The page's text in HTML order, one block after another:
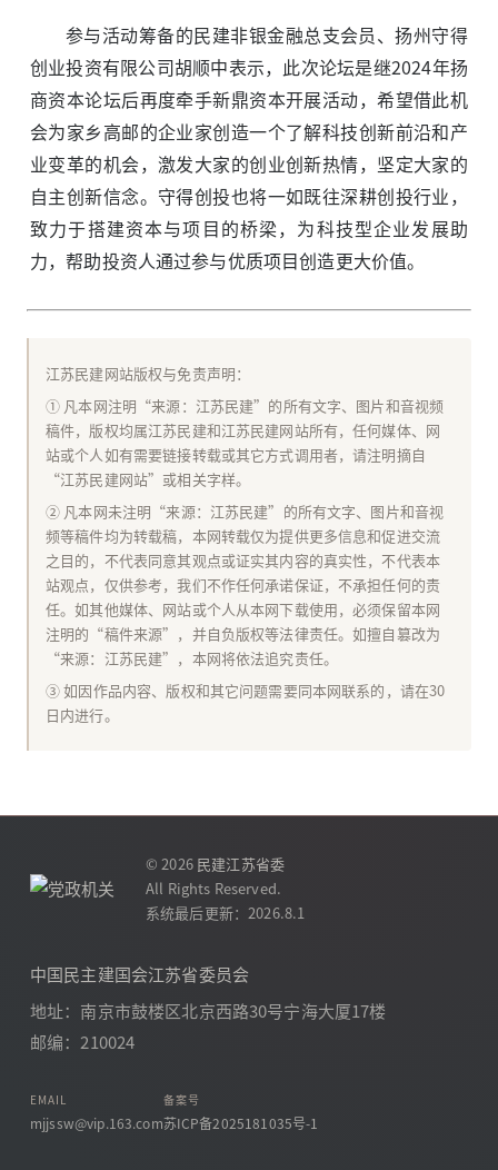
参与活动筹备的民建非银金融总支会员、扬州守得
创业投资有限公司胡顺中表示，此次论坛是继2024年扬
商资本论坛后再度牵手新鼎资本开展活动，希望借此机
会为家乡高邮的企业家创造一个了解科技创新前沿和产
业变革的机会，激发大家的创业创新热情，坚定大家的
自主创新信念。守得创投也将一如既往深耕创投行业，
致力于搭建资本与项目的桥梁，为科技型企业发展助
力，帮助投资人通过参与优质项目创造更大价值。
江苏民建网站版权与免责声明：
① 凡本网注明“来源：江苏民建”的所有文字、图片和音视频
稿件，版权均属江苏民建和江苏民建网站所有，任何媒体、网
站或个人如有需要链接转载或其它方式调用者，请注明摘自
“江苏民建网站”或相关字样。
② 凡本网未注明“来源：江苏民建”的所有文字、图片和音视
频等稿件均为转载稿，本网转载仅为提供更多信息和促进交流
之目的，不代表同意其观点或证实其内容的真实性，不代表本
站观点，仅供参考，我们不作任何承诺保证，不承担任何的责
任。如其他媒体、网站或个人从本网下载使用，必须保留本网
注明的“稿件来源”，并自负版权等法律责任。如擅自篡改为
“来源：江苏民建”，本网将依法追究责任。
③ 如因作品内容、版权和其它问题需要同本网联系的，请在30
日内进行。
© 2026 民建江苏省委
All Rights Reserved.
系统最后更新：2026.8.1
中国民主建国会江苏省委员会
地址：南京市鼓楼区北京西路30号宁海大厦17楼
邮编：210024
EMAIL
mjjssw@vip.163.com
备案号
苏ICP备2025181035号-1